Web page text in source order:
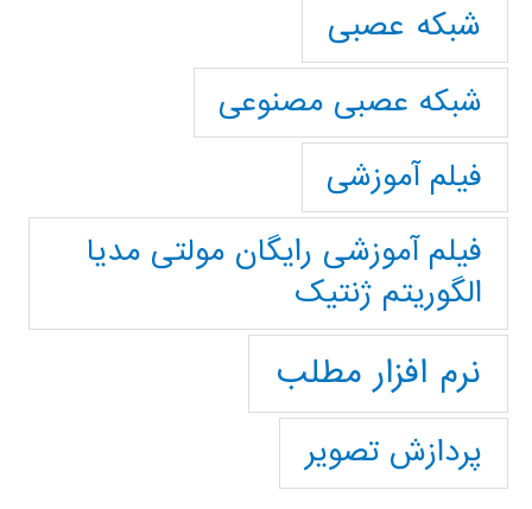
شبکه عصبی
شبکه عصبی مصنوعی
فیلم آموزشی
فیلم آموزشی رایگان مولتی مدیا
الگوریتم ژنتیک
نرم افزار مطلب
پردازش تصویر